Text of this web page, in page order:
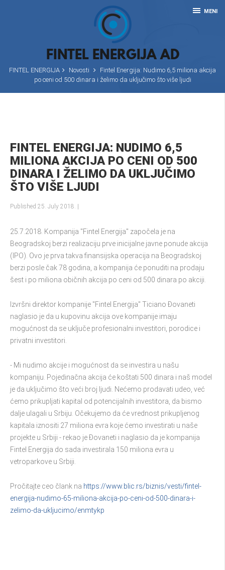
MENI
FINTEL ENERGIJA AD
FINTEL ENERGIJA Novosti
Fintel Energija: Nudimo 6,5 miliona akcija
po ceni od 500 dinara i želimo da uključimo što više ljudi
FINTEL ENERGIJA: NUDIMO 6,5
MILIONA AKCIJA PO CENI OD 500
DINARA I ŽELIMO DA UKLJUČIMO
ŠTO VIŠE LJUDI
Published 25. July 2018.
25.7.2018. Kompanija "Fintel Energija" započela je na
Beogradskoj berzi realizaciju prve inicijalne javne ponude akcija
(IPO). Ovo je prva takva finansijska operacija na Beogradskoj
berzi posle čak 78 godina, a kompanija će ponuditi na prodaju
šest i po miliona običnih akcija po ceni od 500 dinara po akciji.
Izvršni direktor kompanije "Fintel Energija" Ticiano Đovaneti
naglasio je da u kupovinu akcija ove kompanije imaju
mogućnost da se uključe profesionalni investitori, porodice i
privatni investitori.
- Mi nudimo akcije i mogućnost da se investira u našu
kompaniju. Pojedinačna akcija će koštati 500 dinara i naš model
je da uključimo što veći broj ljudi. Nećemo prodavati udeo, već
ćemo prikupljati kapital od potencijalnih investitora, da bismo
dalje ulagali u Srbiju. Očekujemo da će vrednost prikupljenog
kapitala iznositi 27 miliona evra koje ćemo investirati u naše
projekte u Srbiji - rekao je Đovaneti i naglasio da je kompanija
Fintel Energija do sada investirala 150 miliona evra u
vetroparkove u Srbiji.
Pročitajte ceo člank na https://www.blic.rs/biznis/vesti/fintel-
energija-nudimo-65-miliona-akcija-po-ceni-od-500-dinara-i-
zelimo-da-ukljucimo/enmtykp